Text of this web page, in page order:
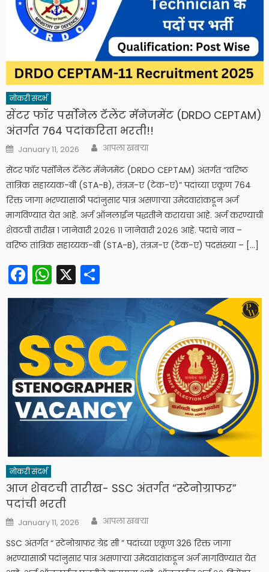
नोकरी संदर्भ
सेंटर फॉर पर्सोनेल टॅलेंट मॅनेजमेंट (DRDO CEPTAM)
अंतर्गत 764 पदांकरिता भरती!!
Posted
on
January 11, 2026 Author
आपला खबऱ्या
सेंटर फॉर पर्सोनेल टॅलेंट मॅनेजमेंट (DRDO CEPTAM) अंतर्गत “वरिष्ठ
तांत्रिक सहाय्यक-बी (STA-B), तंत्रज्ञ-ए (टेक-ए)” पदांच्या एकूण 764
रिक्त जागा भरण्यासाठी पदांनुसार पात्र असणाऱ्या उमेदवारांकडून अर्ज
मागविण्यात येत आहे. अर्ज ऑनलाईन पद्धतीने करायचा आहे. अर्ज करण्याची
शेवटची तारीख १ जानेवारी २०२६ ११ जानेवारी २०२६ आहे. पदाचे नाव –
वरिष्ठ तांत्रिक सहाय्यक-बी (STA-B), तंत्रज्ञ-ए (टेक-ए) पदसंख्या – […]
Facebook
WhatsApp
X
नोकरी संदर्भ
आज शेवटची तारीख- SSC अंतर्गत “स्टेनोग्राफर”
पदांची भरती
Posted
on
January 11, 2026 Author
आपला खबऱ्या
SSC अंतर्गत “ स्टेनोग्राफर ग्रेड सी ” पदांच्या एकूण 326 रिक्त जागा
भरण्यासाठी पदांनुसार पात्र असणाऱ्या उमेदवारांकडून अर्ज मागविण्यात येत